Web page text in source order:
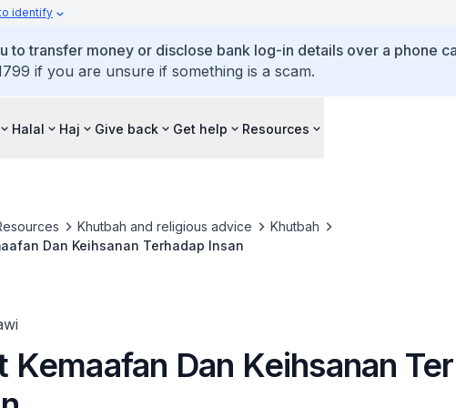
identify
to transfer money or disclose bank log-in details over a phone
if you are unsure if something is a scam.
Halal Haj Give back Get help Resources
Khutbah and religious advice
Khutbah
Dan Keihsanan Terhadap Insan
Kemaafan Dan Keihsanan